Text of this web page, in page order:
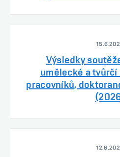
Výsledky
umělecké a
pracovníků,